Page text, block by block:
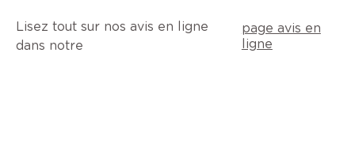
Lisez tout sur nos avis en ligne
dans notre
page avis en
ligne